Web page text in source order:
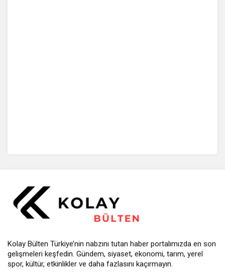
Kolay Bülten Türkiye’nin nabzını tutan haber portalımızda en son
gelişmeleri keşfedin. Gündem, siyaset, ekonomi, tarım, yerel
spor, kültür, etkinlikler ve daha fazlasını kaçırmayın.